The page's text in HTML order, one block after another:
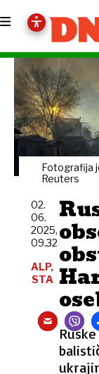
Fotografija
Reuters
02.
06.
2025,
09.32
ALP,
STA